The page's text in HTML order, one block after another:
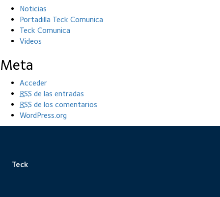
Noticias
Portadilla Teck Comunica
Teck Comunica
Videos
Meta
Acceder
RSS de las entradas
RSS de los comentarios
WordPress.org
Teck